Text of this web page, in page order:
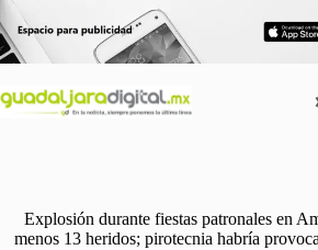
al
contenido
Explosión durante fiestas patronales en
menos 13 heridos; pirotecnia habría